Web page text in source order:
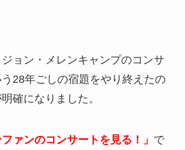
ョン・メレンキャンプのコンサ
28年ごしの宿題をやり終えたの
確になりました。
ファンのコンサートを見る！」 で